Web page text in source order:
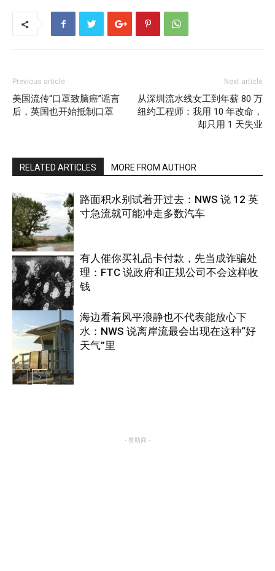
Previous article
美国流传“口罩致脑癌”谣言
后，英国也开始抵制口罩
Next article
从深圳流水线女工到年薪 80 万
纽约工程师：我用 10 年改命，
却只用 1 天失业
RELATED ARTICLES MORE FROM AUTHOR
热点
路面积水别试着开过去：NWS 说 12 英
寸急流就可能冲走多数汽车
美国
有人催你买礼品卡付款，先当成诈骗处
理：FTC 说政府和正规公司不会这样收
钱
海边看着风平浪静也不代表能放心下
水：NWS 说离岸流最会出现在这种“好
天气”里
- 赞助商 -